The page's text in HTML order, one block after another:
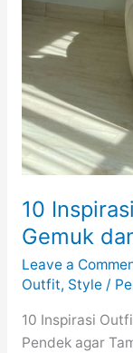
10
Gemuk
Leave a
Outfit, Style/
10 Inspirasi
Pendek agar